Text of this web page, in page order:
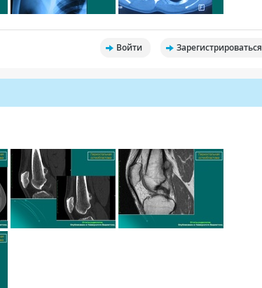
Войти Зарегистрироваться